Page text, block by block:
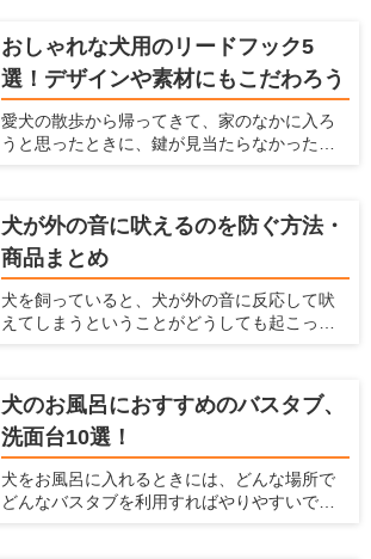
対して、サンルームのメリットやサンルーム
を設置するときに気をつけるポイント、おす
すめのメーカーなどを紹介いたします。
快適に過ごせるだけでなく、衛星面やお手入
れなど飼い主にとっても快適なものを選ぶの
がおすすめ。 ここでは、愛犬の犬小屋をどう
やって選んだらいいかわからない人、デザイ
ンや機能からおすすめの犬小屋を探している
人に、おすすめの犬小屋を紹介しようと思い
おしゃれな犬用のリードフック5
選！デザインや素材にもこだわろう
愛犬の散歩から帰ってきて、家のなかに入ろ
うと思ったときに、鍵が見当たらなかったと
ワンちゃんが走り回ってしまったということ
もあるのではないでしょうか？ 玄関の脇に
リードフックがあれば、リードフックにリー
ドをかけることで両手を空けられ、そんな事
態を避けられます。 ここでは、設置しておけ
ばとても便利なリードフックやおすすめリー
犬が外の音に吠えるのを防ぐ方法・
商品まとめ
犬を飼っていると、犬が外の音に反応して吠
えてしまうということがどうしても起こって
れません。 ですが、犬が外の音に反応して吠
えるのをなるべく抑える方法があります。こ
こでは、犬が外の音に反応して吠えてしまう
のを防ぐ方法、商品を紹介します。
犬のお風呂におすすめのバスタブ、
洗面台10選！
犬をお風呂に入れるときには、どんな場所で
どんなバスタブを利用すればやりやすいで